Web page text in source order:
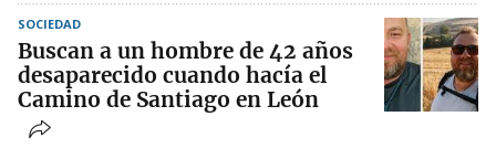
SOCIEDAD
Buscan a un hombre de 42 años
desaparecido cuando hacía el
Camino de Santiago en León